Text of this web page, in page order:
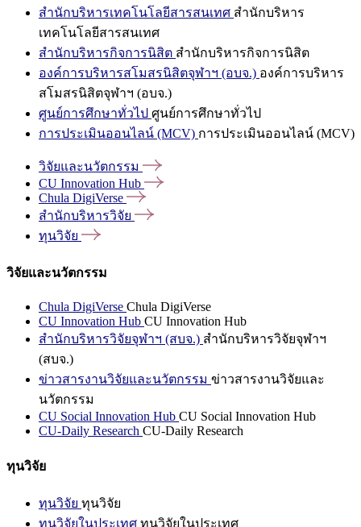
สำนักบริหารเทคโนโลยีสารสนเทศ สำนักบริหาร
เทคโนโลยีสารสนเทศ
สำนักบริหารกิจการนิสิต สำนักบริหารกิจการนิสิต
องค์การบริหารสโมสรนิสิตจุฬาฯ (อบจ.) องค์การบริหาร
สโมสรนิสิตจุฬาฯ (อบจ.)
ศูนย์การศึกษาทั่วไป ศูนย์การศึกษาทั่วไป
การประเมินออนไลน์ (MCV) การประเมินออนไลน์ (MCV)
วิจัยและนวัตกรรม
CU Innovation Hub
Chula DigiVerse
สำนักบริหารวิจัย
ทุนวิจัย
วิจัยและนวัตกรรม
Chula DigiVerse Chula DigiVerse
CU Innovation Hub CU Innovation Hub
สำนักบริหารวิจัยจุฬาฯ (สบจ.) สำนักบริหารวิจัยจุฬาฯ
(สบจ.)
ข่าวสารงานวิจัยและนวัตกรรม ข่าวสารงานวิจัยและ
นวัตกรรม
CU Social Innovation Hub CU Social Innovation Hub
CU-Daily Research CU-Daily Research
ทุนวิจัย
ทุนวิจัย ทุนวิจัย
ทุนวิจัยในประเทศ ทุนวิจัยในประเทศ